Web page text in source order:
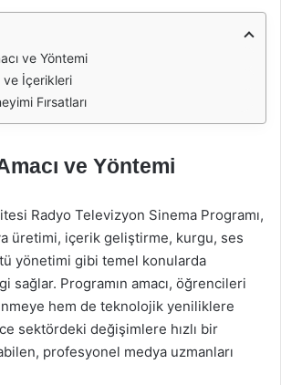
ve Yöntemi
ve İçerikleri
Fırsatları
ve Yöntemi
Radyo Televizyon Sinema Programı,
üretimi, içerik geliştirme, kurgu, ses
yönetimi gibi temel konularda
sağlar. Programın amacı, öğrencileri
hem de teknolojik yeniliklere
sektördeki değişimlere hızlı bir
profesyonel medya uzmanları